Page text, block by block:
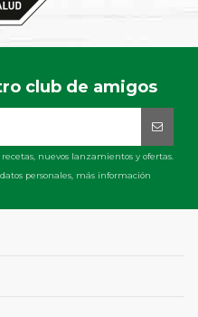
club de amigos
nuevos lanzamientos y ofertas.
personales, más información